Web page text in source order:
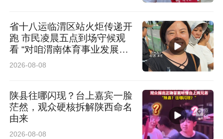
省十八运临渭区站火炬传递开
跑 市民凌晨五点到场守候观
看 “对咱渭南体育事业发展充
满信心”
2026-08-08
陕县往哪闪现？台上嘉宾一脸
茫然，观众硬核拆解陕西命名
由来
2026-08-08